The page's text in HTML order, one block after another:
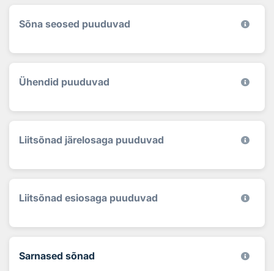
Sõna seosed puuduvad
Ühendid puuduvad
Liitsõnad järelosaga puuduvad
Liitsõnad esiosaga puuduvad
Sarnased sõnad